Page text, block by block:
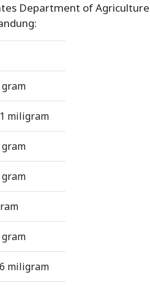
Department of Agriculture
gram
miligram
gram
gram
gram
miligram